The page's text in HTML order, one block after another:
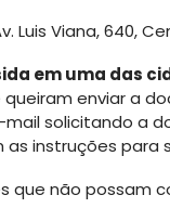
Luis Viana, 640,
em uma das
enviar a
solicitando a
instruções para
que não possam